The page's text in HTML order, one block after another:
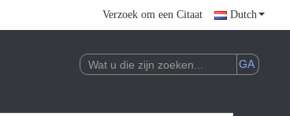
Verzoek om een Citaat Dutch
EN ONTWIKKELING EN TOEPASSING VAN AI-